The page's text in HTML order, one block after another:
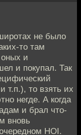
не было
то там
оных и
и покупал. Так
т.п.), то взять их
негде. А когда
и брал что-
вновь
HOI.